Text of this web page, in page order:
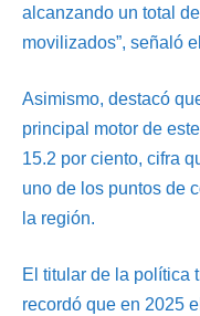
alcanzando un total
movilizados”, señaló
Asimismo, destacó
principal motor de
15.2 por ciento, cifra
uno de los puntos de
la región.
El titular de la política
recordó que en 2025